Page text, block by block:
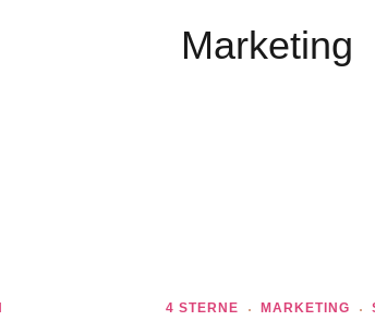
Marketing
4 STERNE MARKETING